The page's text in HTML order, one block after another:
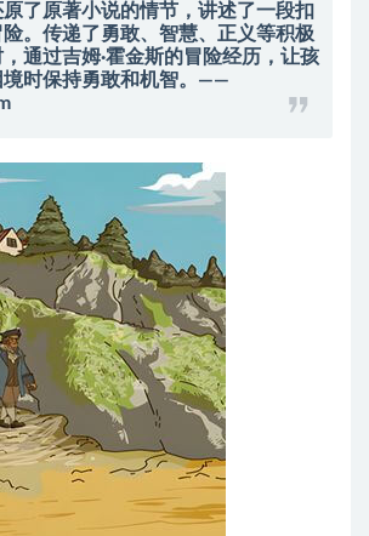
了原著小说的情节，讲述了一段扣
。传递了勇敢、智慧、正义等积极
通过吉姆·霍金斯的冒险经历，让孩
境时保持勇敢和机智。——